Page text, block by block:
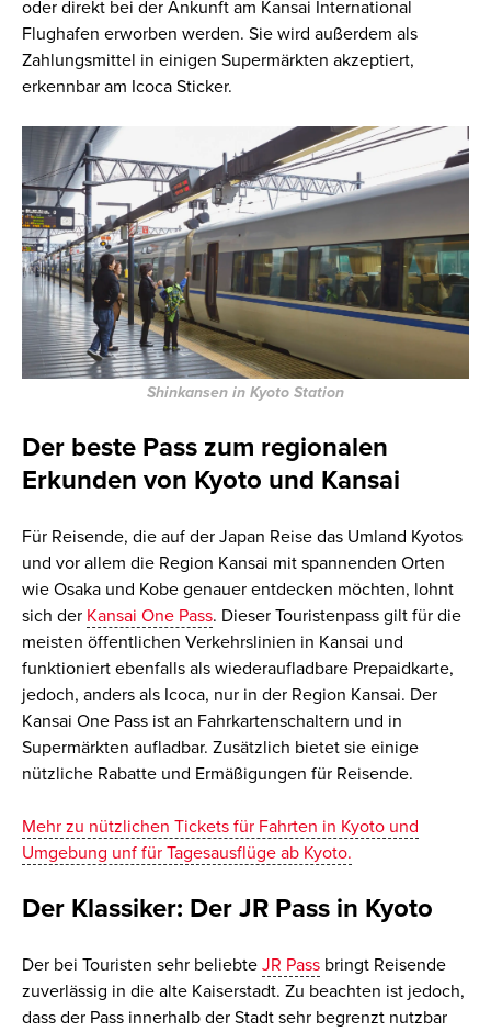
oder direkt bei der Ankunft am Kansai International
Flughafen erworben werden. Sie wird außerdem als
Zahlungsmittel in einigen Supermärkten akzeptiert,
erkennbar am Icoca Sticker.
Shinkansen in Kyoto Station
Der beste Pass zum regionalen
Erkunden von Kyoto und Kansai
Für Reisende, die auf der Japan Reise das Umland Kyotos
und vor allem die Region Kansai mit spannenden Orten
wie Osaka und Kobe genauer entdecken möchten, lohnt
sich der Kansai One Pass. Dieser Touristenpass gilt für die
meisten öffentlichen Verkehrslinien in Kansai und
funktioniert ebenfalls als wiederaufladbare Prepaidkarte,
jedoch, anders als Icoca, nur in der Region Kansai. Der
Kansai One Pass ist an Fahrkartenschaltern und in
Supermärkten aufladbar. Zusätzlich bietet sie einige
nützliche Rabatte und Ermäßigungen für Reisende.
Mehr zu nützlichen Tickets für Fahrten in Kyoto und
Umgebung unf für Tagesausflüge ab Kyoto.
Der Klassiker: Der JR Pass in Kyoto
Der bei Touristen sehr beliebte JR Passbringt Reisende
zuverlässig in die alte Kaiserstadt. Zu beachten ist jedoch,
dass der Pass innerhalb der Stadt sehr begrenzt nutzbar